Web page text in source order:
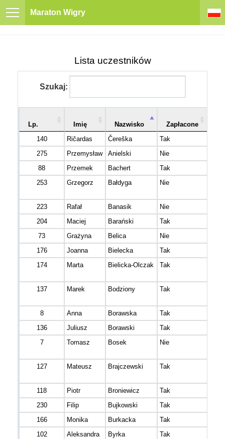
Maraton Wigry
Lista uczestników
Szukaj:
Lp. Imię Nazwisko Zapłacone
140
Ričardas Čereška
Tak
275
Przemysław Anielski
Nie
88
Przemek Bachert
Tak
253
Grzegorz Bałdyga Nie
223 Rafał Banasik
Nie
204
Maciej Barański
Tak
73
Grażyna Belica
Nie
176
Joanna Bielecka
Tak
174
Marta Bielicka-Olczak Tak
137 Marek Bodziony Tak
8 Anna Borawska
Tak
136
Juliusz Borawski
Tak
7
Tomasz Bosek Nie
127 Mateusz Brajczewski Tak
118 Piotr Broniewicz
Tak
230
Filip Bujkowski
Tak
166
Monika Burkacka
Tak
102
Aleksandra Byrka Tak